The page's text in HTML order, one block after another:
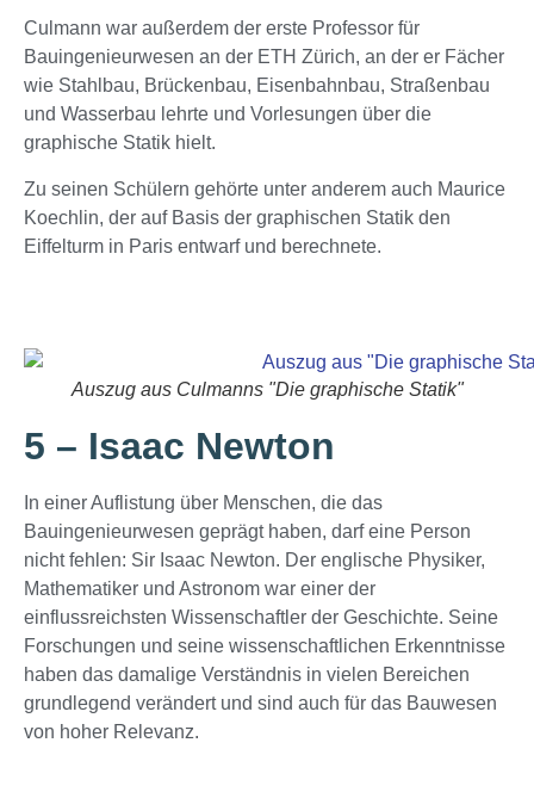
Culmann war außerdem der erste Professor für
Bauingenieurwesen an der ETH Zürich, an der er Fächer
wie Stahlbau, Brückenbau, Eisenbahnbau, Straßenbau
und Wasserbau lehrte und Vorlesungen über die
graphische Statik hielt.
Zu seinen Schülern gehörte unter anderem auch Maurice
Koechlin, der auf Basis der graphischen Statik den
Eiffelturm in Paris entwarf und berechnete.
Auszug aus Culmanns "Die graphische Statik"
5 – Isaac Newton
In einer Auflistung über Menschen, die das
Bauingenieurwesen geprägt haben, darf eine Person
nicht fehlen: Sir Isaac Newton. Der englische Physiker,
Mathematiker und Astronom war einer der
einflussreichsten Wissenschaftler der Geschichte. Seine
Forschungen und seine wissenschaftlichen Erkenntnisse
haben das damalige Verständnis in vielen Bereichen
grundlegend verändert und sind auch für das Bauwesen
von hoher Relevanz.